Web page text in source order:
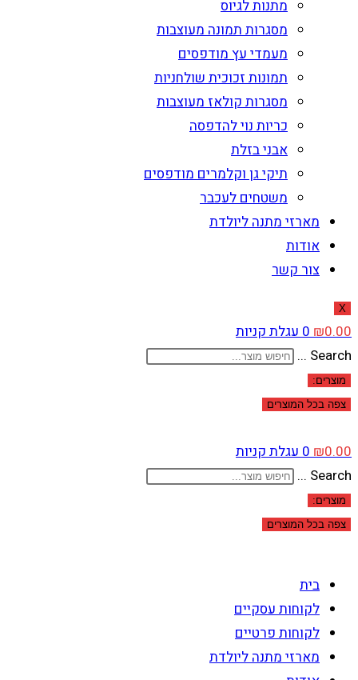
מתנות לגיוס
מסגרות תמונה מעוצבות
מעמדי עץ מודפסים
תמונות זכוכית שולחניות
מסגרות קולאז מעוצבות
כריות נוי להדפסה
אבני בזלת
תיקי גן וקלמרים מודפסים
משטחים לעכבר
מארזי מתנה ליולדת
אודות
צור קשר
X
₪0.00
0עגלת קניות
Search ...
מוצרים:
צפה בכל המוצרים
₪0.00
0עגלת קניות
Search ...
מוצרים:
צפה בכל המוצרים
בית
לקוחות עסקיים
לקוחות פרטיים
מארזי מתנה ליולדת